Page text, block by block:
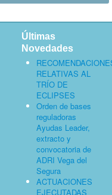
Últimas
Novedades
RELATIVAS AL
TRÍO DE
ECLIPSES
Orden de bases
reguladoras
Ayudas Leader,
extracto y
convocatoria de
ADRI Vega del
Segura
ACTUACIONES
EJECUTADAS